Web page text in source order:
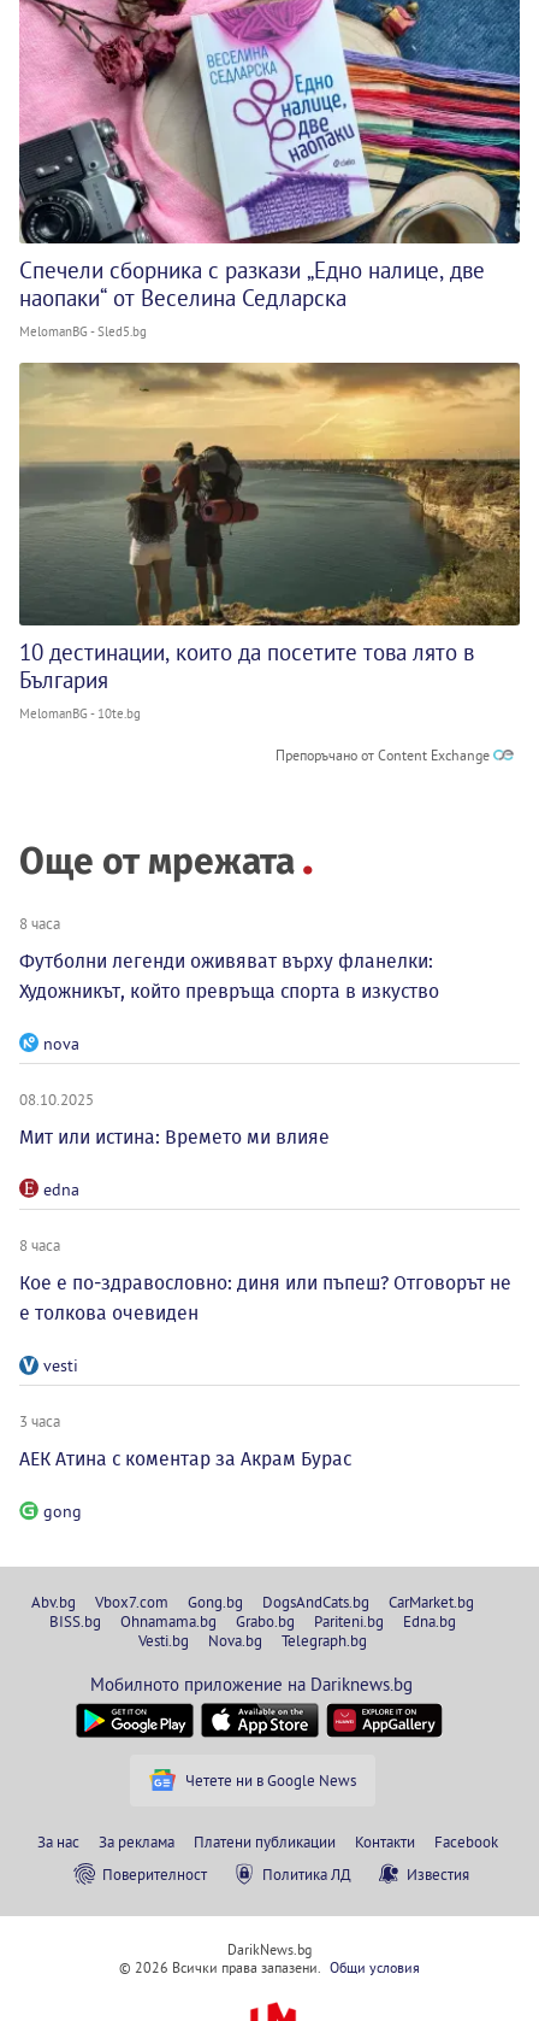
Спечели сборника с разкази „Едно налице, две
наопаки“ от Веселина Седларска
MelomanBG - Sled5.bg
10 дестинации, които да посетите това лято в
България
MelomanBG - 10te.bg
Препоръчано от Content Exchange
Още от мрежата
8 часа
Футболни легенди оживяват върху фланелки:
Художникът, който превръща спорта в изкуство
nova
08.10.2025
Мит или истина: Времето ми влияе
edna
8 часа
Кое е по-здравословно: диня или пъпеш? Отговорът не
е толкова очевиден
vesti
3 часа
АЕК Атина с коментар за Акрам Бурас
gong
Abv.bg Vbox7.com Gong.bg DogsAndCats.bg
CarMarket.bg
BISS.bg
Ohnamama.bg Grabo.bg Pariteni.bg
Edna.bg
Vesti.bg
Nova.bg Telegraph.bg
Мобилното приложение на Dariknews.bg
Четете ни в Google News
За нас За реклама Платени публикации Контакти
Facebook
Поверителност
Политика ЛД Известия
DarikNews.bg
© 2026 Всички права запазени.
Общи условия